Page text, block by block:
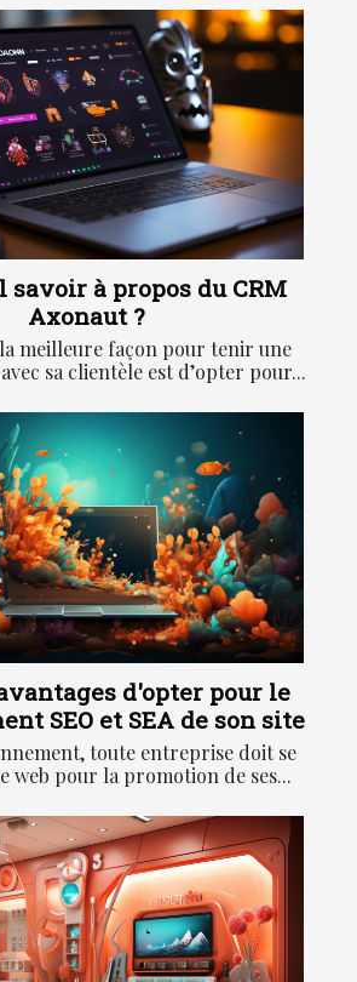
savoir à propos du CRM
Axonaut ?
meilleure façon pour tenir une
sa clientèle est d’opter pour...
d'opter pour le
SEO et SEA de son site
toute entreprise doit se
web pour la promotion de ses...